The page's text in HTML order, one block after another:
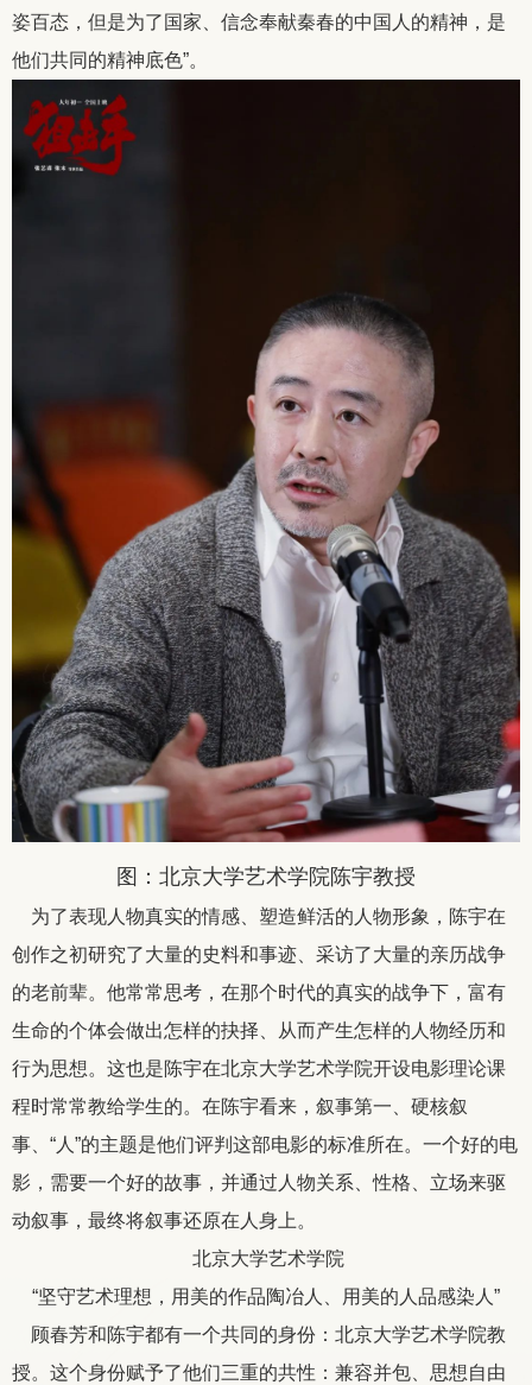
姿百态，但是为了国家、信念奉献秦春的中国人的精神，是
他们共同的精神底色”。
图：北京大学艺术学院陈宇教授
为了表现人物真实的情感、塑造鲜活的人物形象，陈宇在
创作之初研究了大量的史料和事迹、采访了大量的亲历战争
的老前辈。他常常思考，在那个时代的真实的战争下，富有
生命的个体会做出怎样的抉择、从而产生怎样的人物经历和
行为思想。这也是陈宇在北京大学艺术学院开设电影理论课
程时常常教给学生的。在陈宇看来，叙事第一、硬核叙
事、“人”的主题是他们评判这部电影的标准所在。一个好的电
影，需要一个好的故事，并通过人物关系、性格、立场来驱
动叙事，最终将叙事还原在人身上。
北京大学艺术学院
“坚守艺术理想，用美的作品陶冶人、用美的人品感染人”
顾春芳和陈宇都有一个共同的身份：北京大学艺术学院教
授。这个身份赋予了他们三重的共性：兼容并包、思想自由